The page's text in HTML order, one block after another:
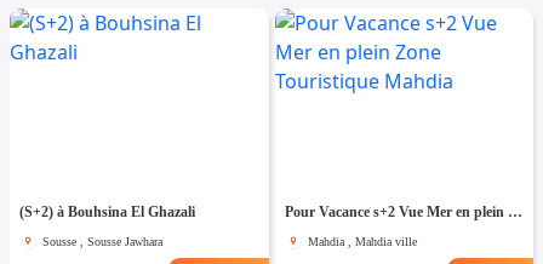
(S+2) à Bouhsina El Ghazali
Sousse , Sousse Jawhara
Pour Vacance s+2 Vue Mer en plein Zone Touristique Mahdia
Mahdia , Mahdia ville